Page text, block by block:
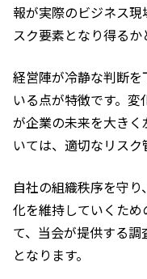
報が実際のビジネス
スク要素となり得るか
経営陣が冷静な判断
いる点が特徴です。
が企業の未来を大き
いては、適切なリスク
自社の組織秩序を守
化を維持していくた
て、当会が提供する
となります。